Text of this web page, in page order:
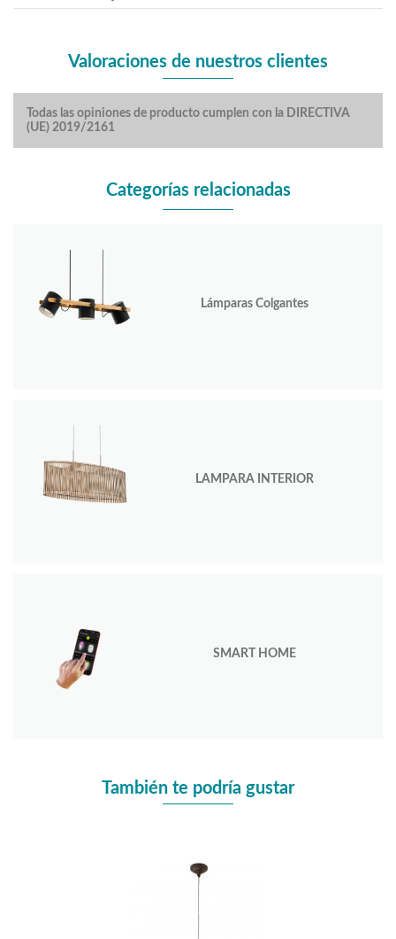
Valoraciones de nuestros clientes
Todas las opiniones de producto cumplen con la DIRECTIVA
(UE) 2019/2161
Categorías relacionadas
Lámparas Colgantes
LAMPARA INTERIOR
SMART HOME
También te podría gustar